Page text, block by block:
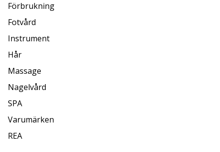
Förbrukning
Fotvård
Instrument
Hår
Massage
Nagelvård
SPA
Varumärken
REA